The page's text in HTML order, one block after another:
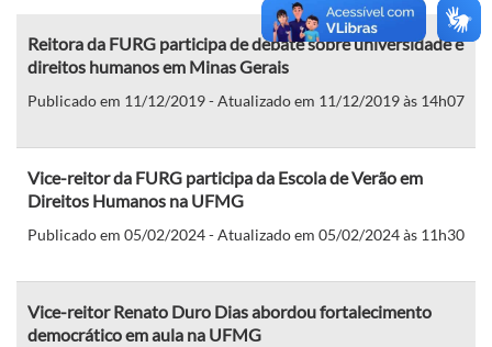
Reitora da FURG participa de debate sobre universidade e
direitos humanos em Minas Gerais
Publicado em 11/12/2019 - Atualizado em 11/12/2019 às 14h07
Vice-reitor da FURG participa da Escola de Verão em
Direitos Humanos na UFMG
Publicado em 05/02/2024 - Atualizado em 05/02/2024 às 11h30
Vice-reitor Renato Duro Dias abordou fortalecimento
democrático em aula na UFMG